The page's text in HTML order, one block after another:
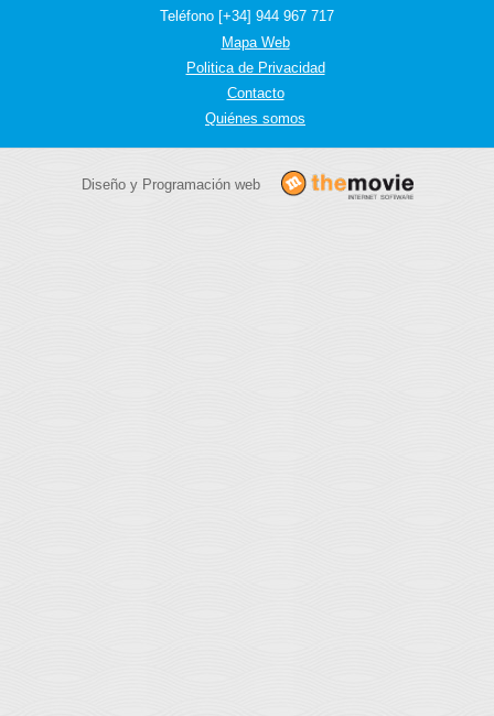
Teléfono [+34] 944 967 717
Mapa Web
Politica de Privacidad
Contacto
Quiénes somos
Diseño y Programación web